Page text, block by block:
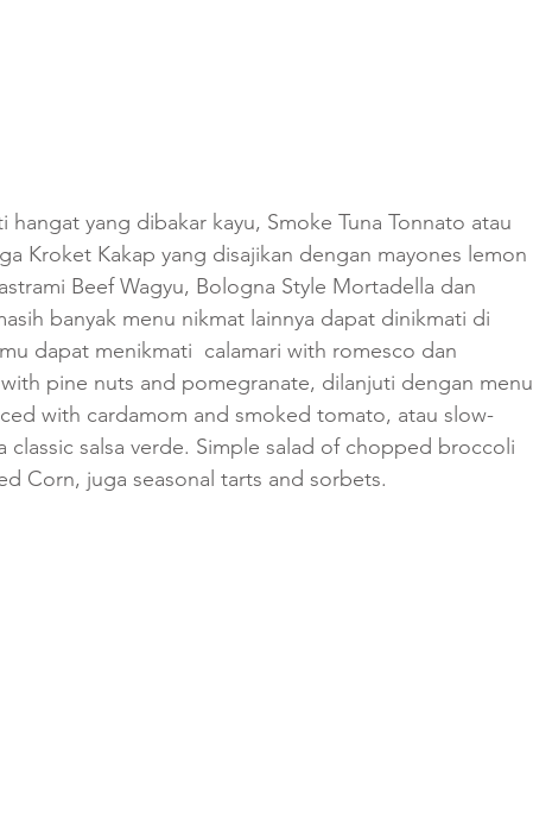
yang dibakar kayu, Smoke Tuna Tonnato atau
Kroket Kakap yang disajikan dengan mayones lemon
Beef Wagyu, Bologna Style Mortadella dan
banyak menu nikmat lainnya dapat dinikmati di
dapat menikmati  calamari with romesco dan
pine nuts and pomegranate, dilanjuti dengan menu
with cardamom and smoked tomato, atau slow-
salsa verde. Simple salad of chopped broccoli
Corn, juga seasonal tarts and sorbets.